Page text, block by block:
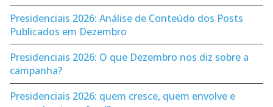
Presidenciais 2026: Análise de Conteúdo dos Posts
Publicados em Dezembro
Presidenciais 2026: O que Dezembro nos diz sobre a
campanha?
Presidenciais 2026: quem cresce, quem envolve e